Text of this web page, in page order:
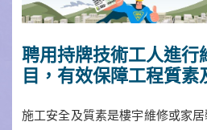
聘用持牌技術工人進行
目，有效保障工程質素
施工安全及質素是樓宇維修或家